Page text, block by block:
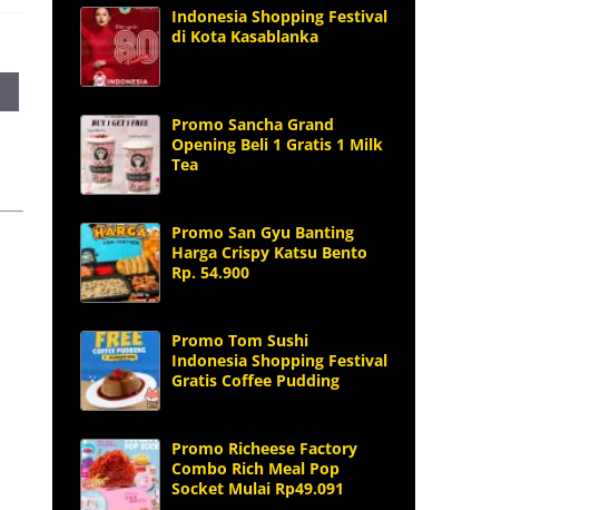
Indonesia Shopping Festival
di Kota Kasablanka
Promo Sancha Grand
Opening Beli 1 Gratis 1 Milk
Tea
Promo San Gyu Banting
Harga Crispy Katsu Bento
Rp. 54.900
Promo Tom Sushi
Indonesia Shopping Festival
Gratis Coffee Pudding
Promo Richeese Factory
Combo Rich Meal Pop
Socket Mulai Rp49.091